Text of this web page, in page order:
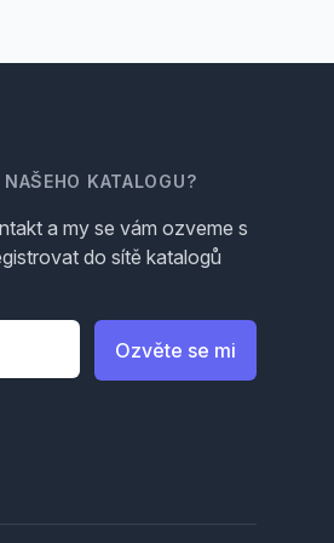
KATALOGU?
a my se vám ozveme s
do sítě katalogů
Ozvěte se mi